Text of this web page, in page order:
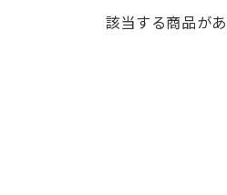
該当する商品があ